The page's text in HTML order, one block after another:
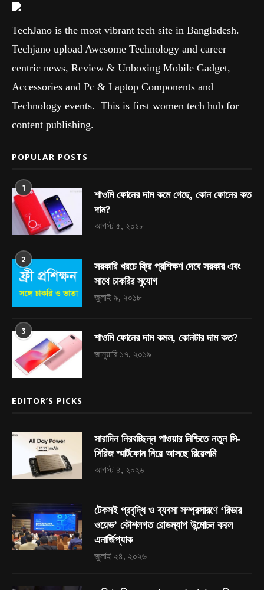
TechJano is the most vibrant tech site in Bangladesh.
Techjano upload Awesome Technology and career
centric news, Review & Unboxing Mobile Gadget,
Accessories and Pc & Laptop Components and
Technology events. This is first women tech hub for
content publishing.
POPULAR POSTS
1
শাওমি ফোনের দাম কমে গেছে, কোন ফোনের কত
দাম?
আগস্ট ৫, ২০১৮
2
সরকারি খরচে ফ্রি প্রশিক্ষণ দেবে সরকার এবং
সাথে চাকরির সুযোগ
জুলাই ৯, ২০১৮
3
শাওমি ফোনের দাম কমল, কোনটার দাম কত?
জানুয়ারি ১৭, ২০১৯
EDITOR’S PICKS
সারাদিন নিরবচ্ছিন্ন পাওয়ার নিশ্চিতে নতুন সি-
সিরিজ স্মার্টফোন নিয়ে আসছে রিয়েলমি
আগস্ট ৪, ২০২৬
টেকসই প্রবৃদ্ধি ও ব্যবসা সম্প্রসারণে ‘রিভার
ওয়েভ’ কৌশলগত রোডম্যাপ উন্মোচন করল
এনার্জিপ্যাক
জুলাই ২৪, ২০২৬